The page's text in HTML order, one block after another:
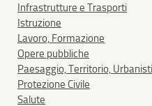
Infrastrutture e Trasporti
Istruzione
Lavoro, Formazione
Opere pubbliche
Paesaggio, Territorio,
Protezione Civile
Salute